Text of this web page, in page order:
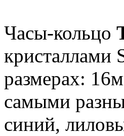
Часы-кольцо
кристаллами
размерах:
самыми
синий,